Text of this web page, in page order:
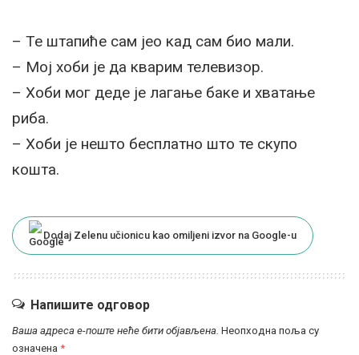
– Те штапиће сам јео кад сам био мали.
– Мој хоби је да кварим телевизор.
– Хоби мог деде је лагање баке и хватање
риба.
– Хоби је нешто бесплатно што те скупо
кошта.
Dodaj Zelenu učionicu kao omiljeni izvor na Google-u
Напишите одговор
Ваша адреса е-поште неће бити објављена. Неопходна поља су
означена *